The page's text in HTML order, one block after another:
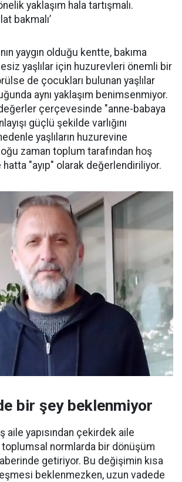
yaklaşım hala tartışmalı.
bakmalı’
yaygın olduğu kentte, bakıma
yaşlılar için huzurevleri önemli bir
de çocukları bulunan yaşlılar
aynı yaklaşım benimsenmiyor.
çerçevesinde "anne-babaya
güçlü şekilde varlığını
yaşlıların huzurevine
zaman toplum tarafından hoş
hatta "ayıp" olarak değerlendiriliyor.
bir şey beklenmiyor
aile yapısından çekirdek aile
normlarda bir dönüşüm
getiriyor. Bu değişimin kısa
beklenmezken, uzun vadede